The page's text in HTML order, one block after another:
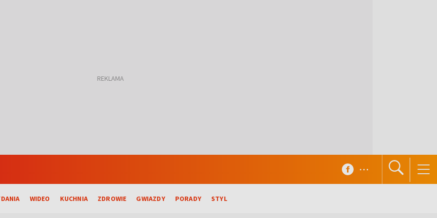
WIDEO KUCHNIA ZDROWIE GWIAZDY PORADY STYL
...